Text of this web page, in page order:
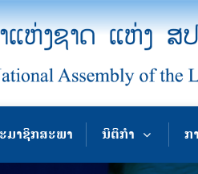
ມາຊິກສະພາ ນິຕິກຳ ກ